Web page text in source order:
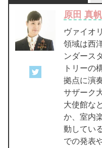
原田 真帆
ヴァイオ
領域は西
ンダース
トリーの
拠点に演
サザーク
大使館な
か、室内
動してい
での発表